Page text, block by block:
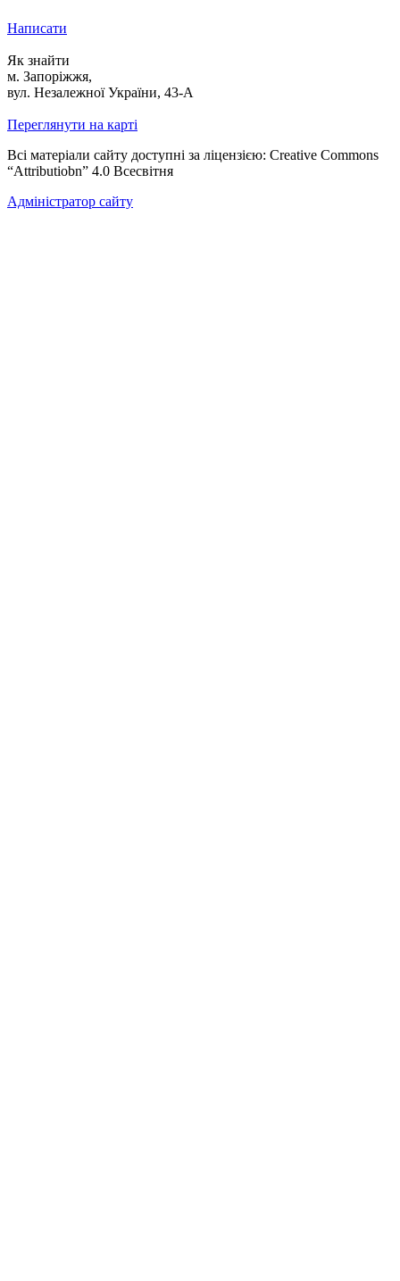
Написати
Як знайти
м. Запоріжжя,
вул. Незалежної України, 43-А
Переглянути на карті
Всі матеріали сайту доступні за ліцензією: Creative Commons
“Attributiobn” 4.0 Всесвітня
Адміністратор сайту